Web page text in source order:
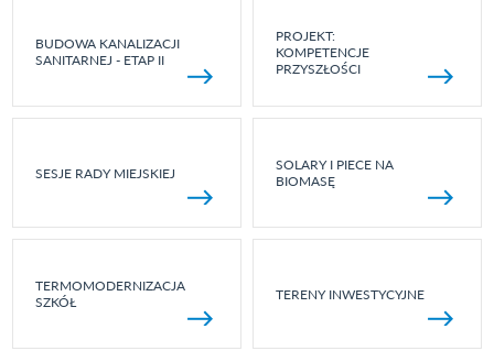
BUDOWA KANALIZACJI
SANITARNEJ - ETAP II
PROJEKT:
KOMPETENCJE
PRZYSZŁOŚCI
SESJE RADY MIEJSKIEJ
SOLARY I PIECE NA
BIOMASĘ
TERMOMODERNIZACJA
SZKÓŁ
TERENY INWESTYCYJNE